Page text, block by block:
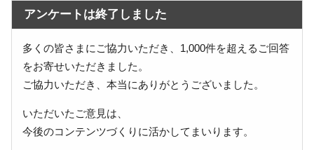
アンケートは終了しました
多くの皆さまにご協力いただき、1,000件を超えるご回答
をお寄せいただきました。
ご協力いただき、本当にありがとうございました。
いただいたご意見は、
今後のコンテンツづくりに活かしてまいります。